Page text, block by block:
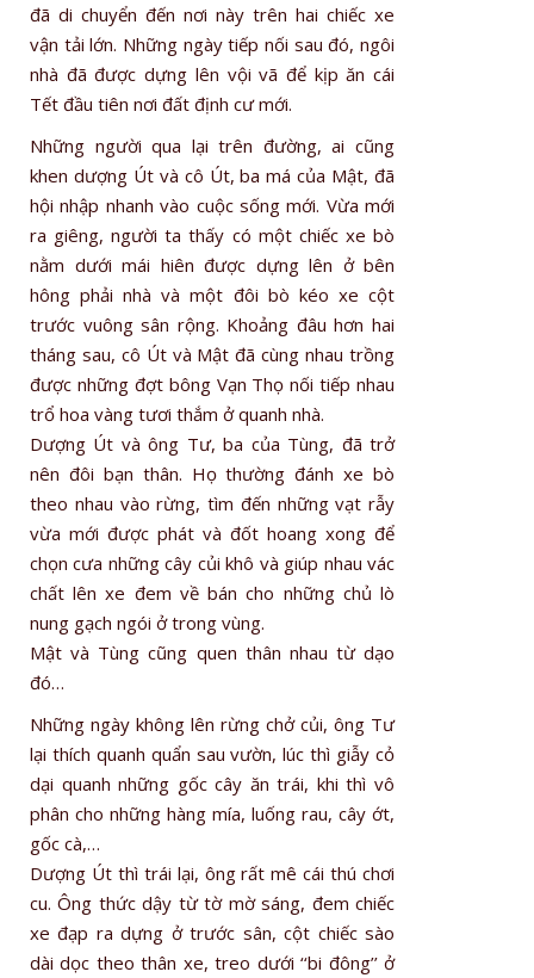
đã di chuyển đến nơi này trên hai chiếc xe
vận tải lớn. Những ngày tiếp nối sau đó, ngôi
nhà đã được dựng lên vội vã để kịp ăn cái
Tết đầu tiên nơi đất định cư mới.
Những người qua lại trên đường, ai cũng
khen dượng Út và cô Út, ba má của Mật, đã
hội nhập nhanh vào cuộc sống mới. Vừa mới
ra giêng, người ta thấy có một chiếc xe bò
nằm dưới mái hiên được dựng lên ở bên
hông phải nhà và một đôi bò kéo xe cột
trước vuông sân rộng. Khoảng đâu hơn hai
tháng sau, cô Út và Mật đã cùng nhau trồng
được những đợt bông Vạn Thọ nối tiếp nhau
trổ hoa vàng tươi thắm ở quanh nhà.
Dượng Út và ông Tư, ba của Tùng, đã trở
nên đôi bạn thân. Họ thường đánh xe bò
theo nhau vào rừng, tìm đến những vạt rẫy
vừa mới được phát và đốt hoang xong để
chọn cưa những cây củi khô và giúp nhau vác
chất lên xe đem về bán cho những chủ lò
nung gạch ngói ở trong vùng.
Mật và Tùng cũng quen thân nhau từ dạo
đó…
Những ngày không lên rừng chở củi, ông Tư
lại thích quanh quẩn sau vườn, lúc thì giẫy cỏ
dại quanh những gốc cây ăn trái, khi thì vô
phân cho những hàng mía, luống rau, cây ớt,
gốc cà,…
Dượng Út thì trái lại, ông rất mê cái thú chơi
cu. Ông thức dậy từ tờ mờ sáng, đem chiếc
xe đạp ra dựng ở trước sân, cột chiếc sào
dài dọc theo thân xe, treo dưới ‘‘bi đông’’ ở